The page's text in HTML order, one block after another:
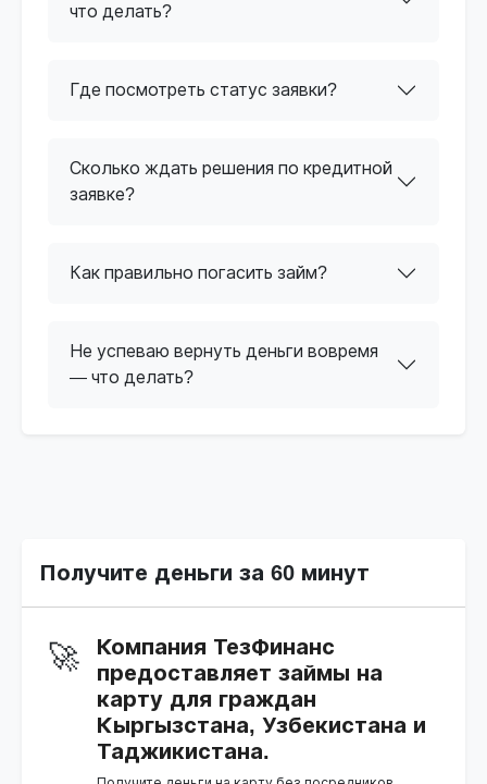
что делать?
Где посмотреть статус заявки?
Сколько ждать решения по кредитной
заявке?
Как правильно погасить займ?
Не успеваю вернуть деньги вовремя
— что делать?
Получите деньги за 60 минут
🚀
Компания ТезФинанс
предоставляет займы на
карту для граждан
Кыргызстана, Узбекистана и
Таджикистана.